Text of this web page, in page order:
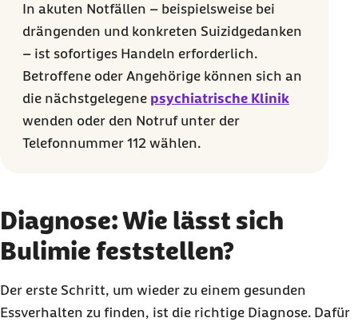
In akuten Notfällen – beispielsweise bei
drängenden und konkreten Suizidgedanken
– ist sofortiges Handeln erforderlich.
Betroffene oder Angehörige können sich an
die nächstgelegene psychiatrische Klinik
wenden oder den Notruf unter der
Telefonnummer 112 wählen.
Diagnose: Wie lässt sich
Bulimie feststellen?
Der erste Schritt, um wieder zu einem gesunden
Essverhalten zu finden, ist die richtige Diagnose. Dafür